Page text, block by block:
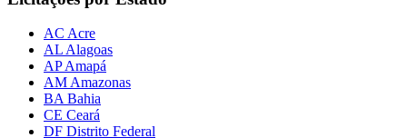
AC Acre
AL Alagoas
AP Amapá
AM Amazonas
BA Bahia
CE Ceará
DF Distrito Federal